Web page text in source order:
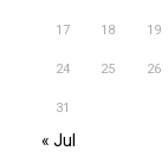
17 18 19
24 25 26
31
« Jul